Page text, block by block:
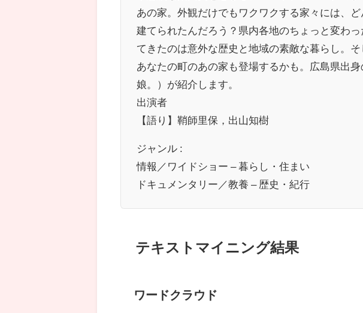
あの家。外観だけでもワクワクする家々には、
建てられたんだろう？県内各地のちょっと変わ
てきたのは意外な歴史と地域の素敵な暮らし。
あなたの町のあの家も登場するかも。広島県出
娘。）が紹介します。
出演者
【語り】鞘師里保，出山知樹
ジャンル :
情報／ワイドショー – 暮らし・住まい
ドキュメンタリー／教養 – 歴史・紀行
テキストマイニング結果
ワードクラウド